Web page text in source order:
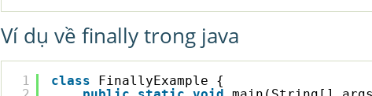
Ví dụ về finally trong java
1
class
FinallyExample {